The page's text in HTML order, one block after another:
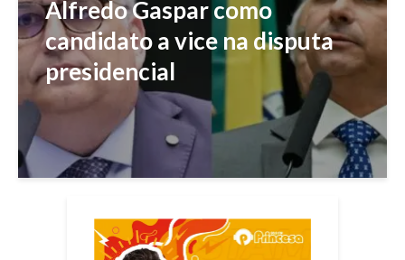
Alfredo Gaspar como
candidato a vice na disputa
presidencial